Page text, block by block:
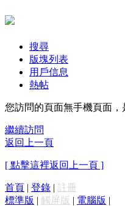
搜尋
版塊列表
用戶信息
熱帖
您訪問的頁面無手機頁面，
繼續訪問
返回上一頁
[ 點擊這裡返回上一頁 ]
首頁 | 登錄 | 註冊
標準版 | 觸屏版 | 電腦版 |